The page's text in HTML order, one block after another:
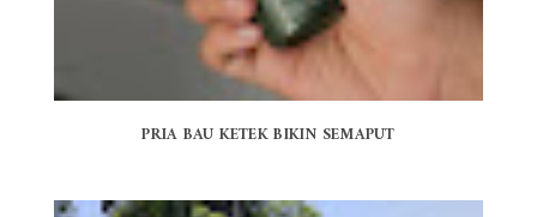
PRIA BAU KETEK BIKIN SEMAPUT